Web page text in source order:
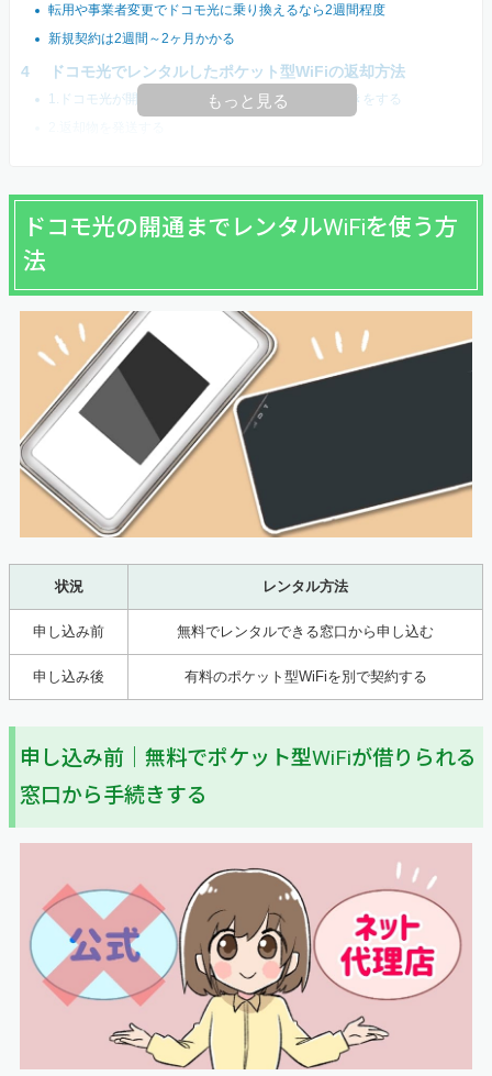
転用や事業者変更でドコモ光に乗り換えるなら2週間程度
新規契約は2週間～2ヶ月かかる
ドコモ光でレンタルしたポケット型WiFiの返却方法
1.ドコモ光が開通した後はレンタルWiFiの解約手続きをする
もっと見る
ドコモ光の開通までレンタルWiFiを使う方
法
状況 レンタル方法
申し込み前 無料でレンタルできる窓口から申し込む
申し込み後 有料のポケット型WiFiを別で契約する
申し込み前｜無料でポケット型WiFiが借りられる
窓口から手続きする